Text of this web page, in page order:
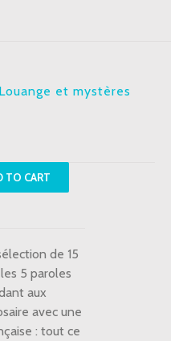
et mystères
TO CART
de 15
5 paroles
aux
avec une
: tout ce